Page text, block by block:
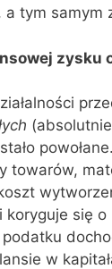
tym samym
zysku
towarów,
się o
w